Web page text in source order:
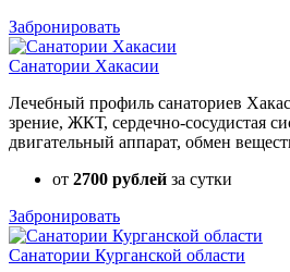
Забронировать
Санатории Хакасии
Лечебный профиль санаториев
зрение, ЖКТ, сердечно-сосудистая
двигательный аппарат, обмен
от 2700 рублей за сутки
Забронировать
Санатории Курганской области